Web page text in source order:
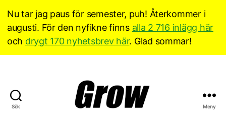
Nu tar jag paus för semester, puh! Återkommer i
augusti. För den nyfikne finns alla 2 716 inlägg här
och drygt 170 nyhetsbrev här. Glad sommar!
Sök Meny